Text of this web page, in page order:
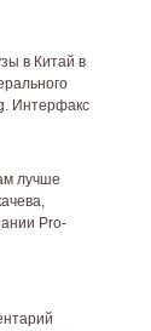
в Китай в
Интерфакс
лучше
Pro-